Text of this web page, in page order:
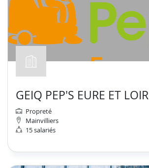
GEIQ PEP'S EURE ET LOIR
Propreté
Mainvilliers
15 salariés